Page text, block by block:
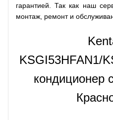
гарантией. Так как наш
монтаж, ремонт и
KSGI53HFAN1/
кондиционер